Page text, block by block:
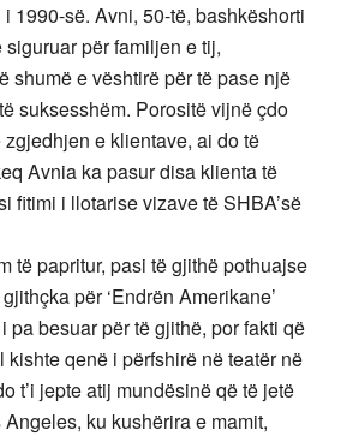
1990-së. Avni, 50-të, bashkëshorti
për familjen e tij,
shumë e vështirë për të pase një
suksesshëm. Porositë vijnë çdo
e klientave, ai do të
Avnia ka pasur disa klienta të
fitimi i llotarise vizave të SHBA’së
të papritur, pasi të gjithë pothuajse
për ‘Endrën Amerikane’
besuar për të gjithë, por fakti që
qenë i përfshirë në teatër në
t’i jepte atij mundësinë që të jetë
ku kushërira e mamit,